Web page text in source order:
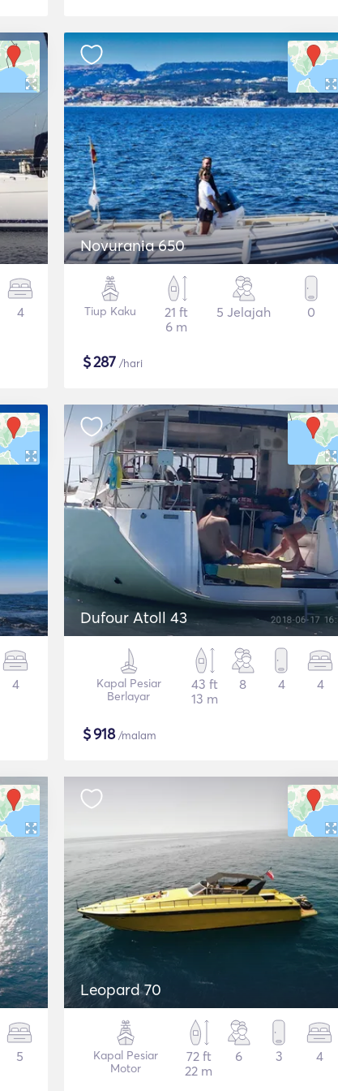
4
Novurania 650
Tiup Kaku
21 ft
6 m
5 Jelajah 0
$287 /hari
4
Dufour Atoll 43
Kapal Pesiar
Berlayar
43 ft
13 m
8 4 4
$918/malam
5
Leopard 70
Kapal Pesiar
Motor
72 ft
22 m
6 3 4